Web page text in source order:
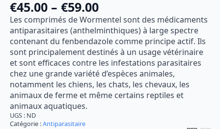
€45.00 – €59.00
Plage
de
prix :
€45.00
à
€59.00
Les comprimés de Wormentel sont des médicaments
antiparasitaires (anthelminthiques) à large spectre
contenant du fenbendazole comme principe actif. Ils
sont principalement destinés à un usage vétérinaire
et sont efficaces contre les infestations parasitaires
chez une grande variété d’espèces animales,
notamment les chiens, les chats, les chevaux, les
animaux de ferme et même certains reptiles et
animaux aquatiques.
UGS : ND
Catégorie :Antiparasitaire